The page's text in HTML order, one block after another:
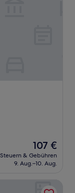
Der
Preis
beträgt
107 €
& Gebühren
9. Aug.–10. Aug.